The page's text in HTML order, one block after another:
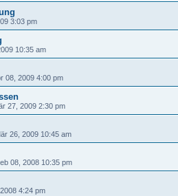
3:03 pm
10:35 am
08, 2009 4:00 pm
27, 2009 2:30 pm
26, 2009 10:45 am
08, 2008 10:35 pm
4:24 pm